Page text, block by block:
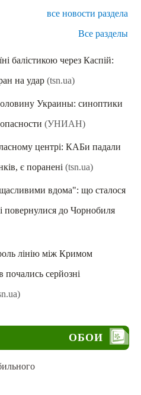
все новости раздела
Все разделы
балістикою через Каспій:
на удар (tsn.ua)
Украины: синоптики
(УНИАН)
центрі: КАБи падали
є поранені (tsn.ua)
вдома": що сталося
повернулися до Чорнобиля
лінію між Кримом
почались серйозні
ОБОИ